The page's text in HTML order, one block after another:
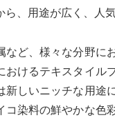
ら、用途が広く、人
など、様々な分野に
おけるテキスタイル
新しいニッチな用途
コ染料の鮮やかな